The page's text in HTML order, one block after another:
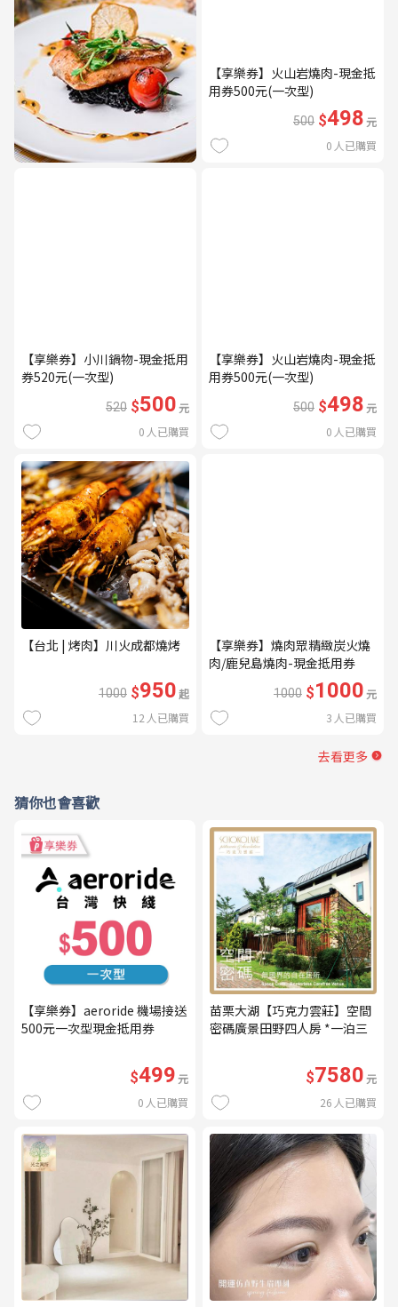
【享樂券】火山岩燒肉-現金抵
用券500元(一次型)
500 $498元
0 人已購買
【享樂券】小川鍋物-現金抵用
券520元(一次型)
520 $500元
0 人已購買
【享樂券】火山岩燒肉-現金抵
用券500元(一次型)
500 $498元
0 人已購買
【台北 | 烤肉】川火成都燒烤
1000 $950起
12 人已購買
【享樂券】燒肉眾精緻炭火燒
肉/鹿兒島燒肉-現金抵用券
1000 $1000元
3 人已購買
去看更多
猜你也會喜歡
【享樂券】aeroride 機場接送
500元一次型現金抵用券
$499元
0 人已購買
苗栗大湖【巧克力雲莊】空間
密碼廣景田野四人房 *一泊三
$7580元
26 人已購買